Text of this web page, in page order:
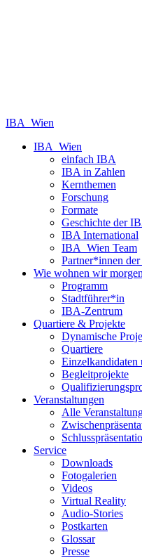
IBA_Wien
IBA_Wien
einfach IBA
IBA in Zahlen
Kernthemen
Forschung
Formate
Geschichte der
IBA International
IBA_Wien Team
Partner*innen
Wie wohnen wir
Programm
Stadtführer*in
IBA-Zentrum
Quartiere & Projekte
Dynamische
Quartiere
Einzelkandidaten
Begleitprojekte
Veranstaltungen
Alle
Service
Downloads
Fotogalerien
Videos
Virtual Reality
Audio-Stories
Postkarten
Glossar
Presse